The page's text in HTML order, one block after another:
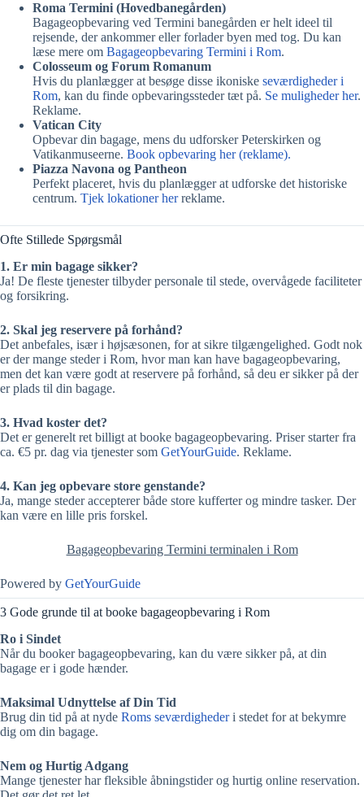
Roma Termini (Hovedbanegården)
Bagageopbevaring ved Termini banegården er helt ideel til
rejsende, der ankommer eller forlader byen med tog. Du kan
læse mere om Bagageopbevaring Termini i Rom.
Colosseum og Forum Romanum
Hvis du planlægger at besøge disse ikoniske seværdigheder i
Rom, kan du finde opbevaringssteder tæt på. Se muligheder her.
Reklame.
Vatican City
Opbevar din bagage, mens du udforsker Peterskirken og
Vatikanmuseerne. Book opbevaring her (reklame).
Piazza Navona og Pantheon
Perfekt placeret, hvis du planlægger at udforske det historiske
centrum. Tjek lokationer herreklame.
Ofte Stillede Spørgsmål
1. Er min bagage sikker?
Ja! De fleste tjenester tilbyder personale til stede, overvågede faciliteter
og forsikring.
2. Skal jeg reservere på forhånd?
Det anbefales, især i højsæsonen, for at sikre tilgængelighed. Godt nok
er der mange steder i Rom, hvor man kan have bagageopbevaring,
men det kan være godt at reservere på forhånd, så deu er sikker på der
er plads til din bagage.
3. Hvad koster det?
Det er generelt ret billigt at booke bagageopbevaring. Priser starter fra
ca. €5 pr. dag via tjenester som GetYourGuide. Reklame.
4. Kan jeg opbevare store genstande?
Ja, mange steder accepterer både store kufferter og mindre tasker. Der
kan være en lille pris forskel.
Bagageopbevaring Termini terminalen i Rom
Powered by GetYourGuide
3 Gode grunde til at booke bagageopbevaring i Rom
Ro i Sindet
Når du booker bagageopbevaring, kan du være sikker på, at din
bagage er i gode hænder.
Maksimal Udnyttelse af Din Tid
Brug din tid på at nyde Roms seværdighederi stedet for at bekymre
dig om din bagage.
Nem og Hurtig Adgang
Mange tjenester har fleksible åbningstider og hurtig online reservation.